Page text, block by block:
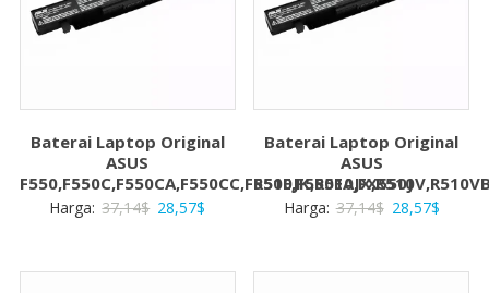
Baterai Laptop Original
ASUS
F550,F550C,F550CA,F550CC,F550E,F550EA,FX550J
Harga: 37,14$ Harga
28,57$
Baterai Laptop Original
ASUS
Harga: 37,14$ Harga
28,57$Harga